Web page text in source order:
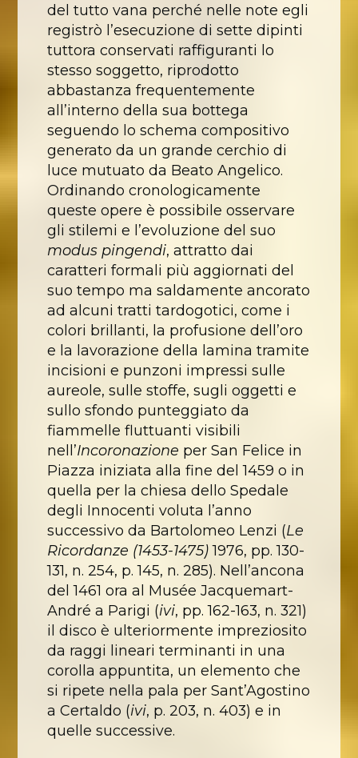
del tutto vana perché nelle note egli
registrò l’esecuzione di sette dipinti
tuttora conservati raffiguranti lo
stesso soggetto, riprodotto
abbastanza frequentemente
all’interno della sua bottega
seguendo lo schema compositivo
generato da un grande cerchio di
luce mutuato da Beato Angelico.
Ordinando cronologicamente
queste opere è possibile osservare
gli stilemi e l’evoluzione del suo
modus pingendi, attratto dai
caratteri formali più aggiornati del
suo tempo ma saldamente ancorato
ad alcuni tratti tardogotici, come i
colori brillanti, la profusione dell’oro
e la lavorazione della lamina tramite
incisioni e punzoni impressi sulle
aureole, sulle stoffe, sugli oggetti e
sullo sfondo punteggiato da
fiammelle fluttuanti visibili
nell’Incoronazione per San Felice in
Piazza iniziata alla fine del 1459 o in
quella per la chiesa dello Spedale
degli Innocenti voluta l’anno
successivo da Bartolomeo Lenzi (Le
Ricordanze (1453-1475)1976, pp. 130-
131, n. 254, p. 145, n. 285). Nell’ancona
del 1461 ora al Musée Jacquemart-
André a Parigi (ivi, pp. 162-163, n. 321)
il disco è ulteriormente impreziosito
da raggi lineari terminanti in una
corolla appuntita, un elemento che
si ripete nella pala per Sant’Agostino
a Certaldo (ivi, p. 203, n. 403) e in
quelle successive.